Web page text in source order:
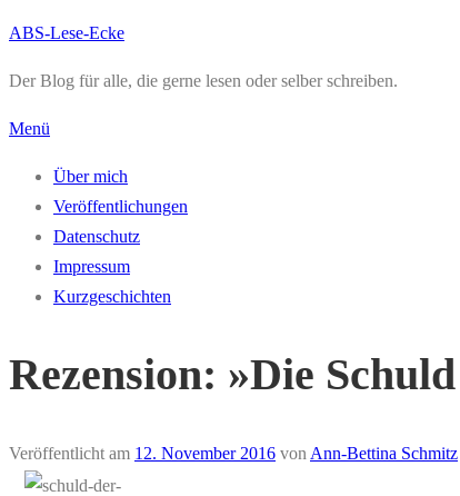
Zum
springen
ABS-Lese-Ecke
Der Blog für alle, die gerne lesen oder selber schreiben.
Menü
Über mich
Veröffentlichungen
Datenschutz
Impressum
Kurzgeschichten
Rezension: »Die
Veröffentlicht am 12. November 2016 von Ann-Bettina Schmitz